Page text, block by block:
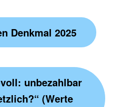
Denkmal 2025
unbezahlbar
(Werte